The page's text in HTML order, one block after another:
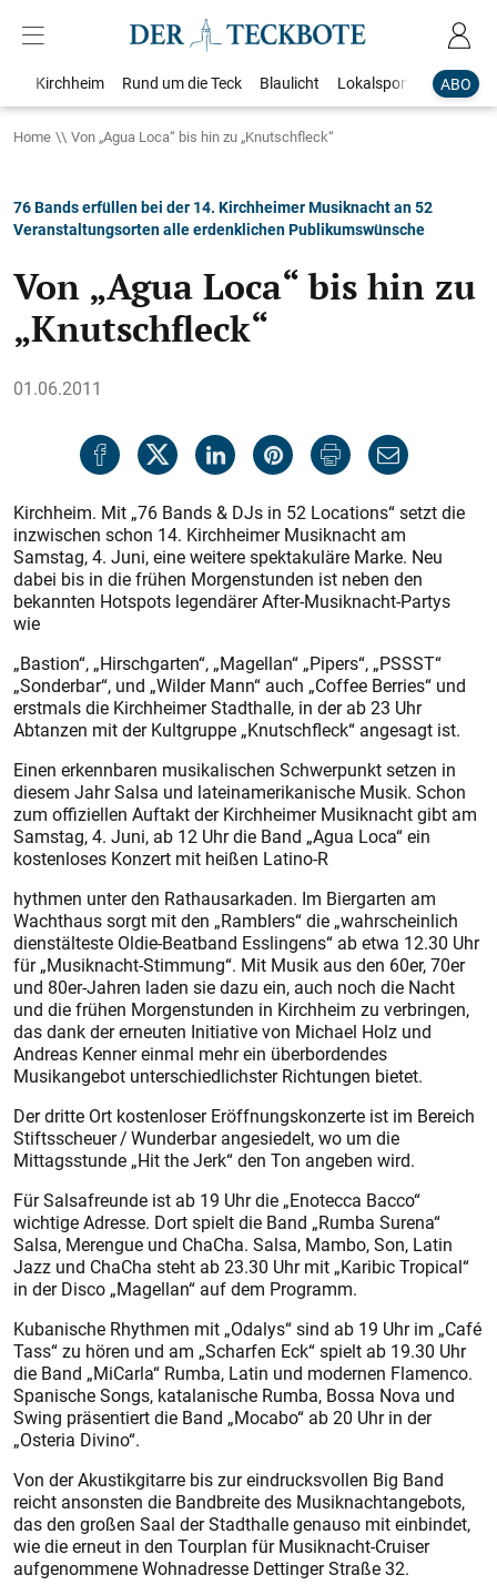
ABO
Kirchheim Rund um die Teck Blaulicht Lokalsport
Home Von „Agua Loca“ bis hin zu „Knutschfleck“
76 Bands erfüllen bei der 14. Kirchheimer Musiknacht an 52
Veranstaltungsorten alle erdenklichen Publikumswünsche
Von „Agua Loca“ bis hin zu
„Knutschfleck“
01.06.2011
Kirchheim. Mit „76 Bands & DJs in 52 Locations“ setzt die
inzwischen schon 14. Kirchheimer Musiknacht am
Samstag, 4. Juni, eine weitere spektakuläre Marke. Neu
dabei bis in die frühen Morgenstunden ist neben den
bekannten Hotspots legendärer After-Musiknacht-Partys
wie
„Bastion“, „Hirschgarten“, „Magellan“ „Pipers“, „PSSST“
„Sonderbar“, und „Wilder Mann“ auch „Coffee Berries“ und
erstmals die Kirchheimer Stadthalle, in der ab 23 Uhr
Abtanzen mit der Kultgruppe „Knutschfleck“ angesagt ist.
Einen erkennbaren musikalischen Schwerpunkt setzen in
diesem Jahr Salsa und lateinamerikanische Musik. Schon
zum offiziellen Auftakt der Kirchheimer Musiknacht gibt am
Samstag, 4. Juni, ab 12 Uhr die Band „Agua Loca“ ein
kostenloses Konzert mit heißen Latino-R
hythmen unter den Rathausarkaden. Im Biergarten am
Wachthaus sorgt mit den „Ramblers“ die „wahrscheinlich
dienstälteste Oldie-Beatband Esslingens“ ab etwa 12.30 Uhr
für „Musiknacht-Stimmung“. Mit Musik aus den 60er, 70er
und 80er-Jahren laden sie dazu ein, auch noch die Nacht
und die frühen Morgenstunden in Kirchheim zu verbringen,
das dank der erneuten Initiative von Michael Holz und
Andreas Kenner einmal mehr ein überbordendes
Musikangebot unterschiedlichster Richtungen bietet.
Der dritte Ort kostenloser Eröffnungskonzerte ist im Bereich
Stiftsscheuer / Wunderbar angesiedelt, wo um die
Mittagsstunde „Hit the Jerk“ den Ton angeben wird.
Für Salsafreunde ist ab 19 Uhr die „Enotecca Bacco“
wichtige Adresse. Dort spielt die Band „Rumba Surena“
Salsa, Merengue und ChaCha. Salsa, Mambo, Son, Latin
Jazz und ChaCha steht ab 23.30 Uhr mit „Karibic Tropical“
in der Disco „Magellan“ auf dem Programm.
Kubanische Rhythmen mit „Odalys“ sind ab 19 Uhr im „Café
Tass“ zu hören und am „Scharfen Eck“ spielt ab 19.30 Uhr
die Band „MiCarla“ Rumba, Latin und modernen Flamenco.
Spanische Songs, katalanische Rumba, Bossa Nova und
Swing präsentiert die Band „Mocabo“ ab 20 Uhr in der
„Osteria Divino“.
Von der Akustikgitarre bis zur eindrucksvollen Big Band
reicht ansonsten die Bandbreite des Musiknachtangebots,
das den großen Saal der Stadthalle genauso mit einbindet,
wie die erneut in den Tourplan für Musiknacht-Cruiser
aufgenommene Wohnadresse Dettinger Straße 32.